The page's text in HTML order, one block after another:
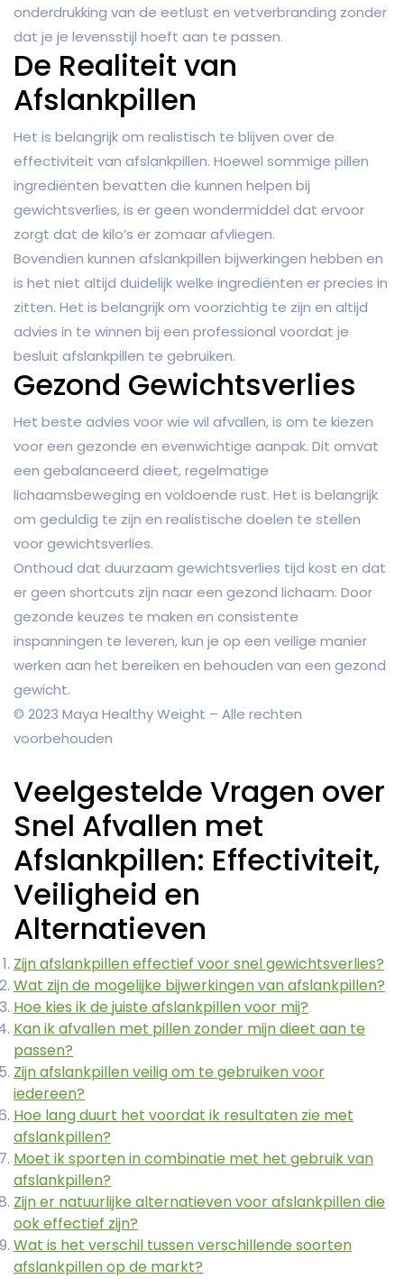
onderdrukking van de eetlust en vetverbranding zonder
dat je je levensstijl hoeft aan te passen.
De Realiteit van
Afslankpillen
Het is belangrijk om realistisch te blijven over de
effectiviteit van afslankpillen. Hoewel sommige pillen
ingrediënten bevatten die kunnen helpen bij
gewichtsverlies, is er geen wondermiddel dat ervoor
zorgt dat de kilo’s er zomaar afvliegen.
Bovendien kunnen afslankpillen bijwerkingen hebben en
is het niet altijd duidelijk welke ingrediënten er precies in
zitten. Het is belangrijk om voorzichtig te zijn en altijd
advies in te winnen bij een professional voordat je
besluit afslankpillen te gebruiken.
Gezond Gewichtsverlies
Het beste advies voor wie wil afvallen, is om te kiezen
voor een gezonde en evenwichtige aanpak. Dit omvat
een gebalanceerd dieet, regelmatige
lichaamsbeweging en voldoende rust. Het is belangrijk
om geduldig te zijn en realistische doelen te stellen
voor gewichtsverlies.
Onthoud dat duurzaam gewichtsverlies tijd kost en dat
er geen shortcuts zijn naar een gezond lichaam. Door
gezonde keuzes te maken en consistente
inspanningen te leveren, kun je op een veilige manier
werken aan het bereiken en behouden van een gezond
gewicht.
© 2023 Maya Healthy Weight – Alle rechten
voorbehouden
Veelgestelde Vragen over
Snel Afvallen met
Afslankpillen: Effectiviteit,
Veiligheid en
Alternatieven
Zijn afslankpillen effectief voor snel gewichtsverlies?
Wat zijn de mogelijke bijwerkingen van afslankpillen?
Hoe kies ik de juiste afslankpillen voor mij?
Kan ik afvallen met pillen zonder mijn dieet aan te
passen?
Zijn afslankpillen veilig om te gebruiken voor
iedereen?
Hoe lang duurt het voordat ik resultaten zie met
afslankpillen?
Moet ik sporten in combinatie met het gebruik van
afslankpillen?
Zijn er natuurlijke alternatieven voor afslankpillen die
ook effectief zijn?
Wat is het verschil tussen verschillende soorten
afslankpillen op de markt?